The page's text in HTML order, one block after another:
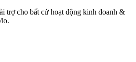
trợ cho bất cứ hoạt động kinh doanh &